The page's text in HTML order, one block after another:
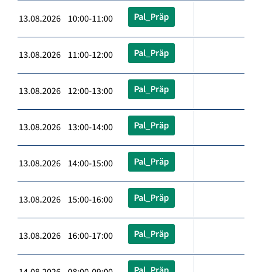
13.08.2026 10:00-11:00 Pal_Präp
13.08.2026 11:00-12:00 Pal_Präp
13.08.2026 12:00-13:00 Pal_Präp
13.08.2026 13:00-14:00 Pal_Präp
13.08.2026 14:00-15:00 Pal_Präp
13.08.2026 15:00-16:00 Pal_Präp
13.08.2026 16:00-17:00 Pal_Präp